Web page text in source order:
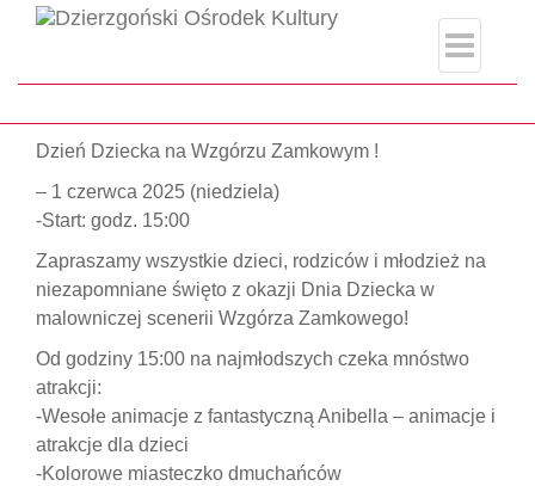
index.php
Dzień Dziecka na Wzgórzu Zamkowym !
– 1 czerwca 2025 (niedziela)
-Start: godz. 15:00
Zapraszamy wszystkie dzieci, rodziców i młodzież na
niezapomniane święto z okazji Dnia Dziecka w
malowniczej scenerii Wzgórza Zamkowego!
Od godziny 15:00 na najmłodszych czeka mnóstwo
atrakcji:
-Wesołe animacje z fantastyczną Anibella – animacje i
atrakcje dla dzieci
-Kolorowe miasteczko dmuchańców